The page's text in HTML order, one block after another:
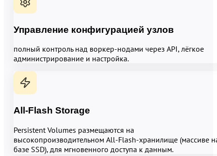
Управление конфигурацией узлов
полный контроль над воркер-нодами через API, лёгкое
администрирование и настройка.
All-Flash Storage
Persistent Volumes размещаются на
высокопроизводительном All-Flash-хранилище (массиве
базе SSD), для мгновенного доступа к данным.